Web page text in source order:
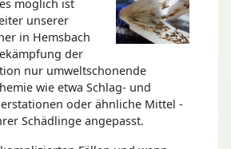
möglich ist
unserer
in Hemsbach
der
nur umweltschonende
wie etwa Schlag- und
oder ähnliche Mittel -
Schädlinge angepasst.